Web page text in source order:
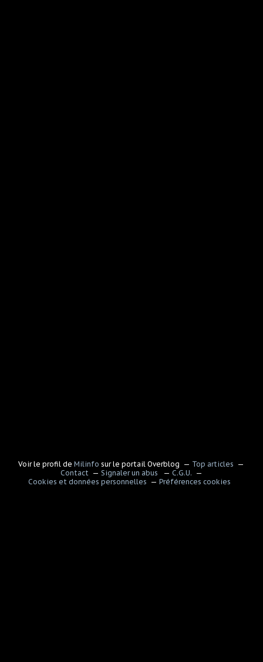
Voir le profil deMilinfo sur le portail Overblog
Top articles
Contact
Signaler un abus
C.G.U.
Cookies et données personnelles
Préférences cookies